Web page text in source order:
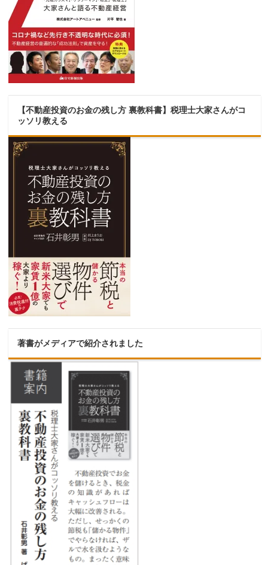
【不動産投資のお金の残し方 裏教科書】税理士大家さんがコ
ッソリ教える
著書がメディアで紹介されました